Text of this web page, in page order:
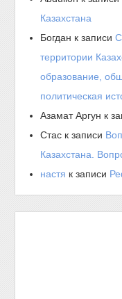
Казахстана
Богдан к записи
территории
образование,
политическая
Азамат Аргун к
Стас к записи
Казахстана.
настя к записи